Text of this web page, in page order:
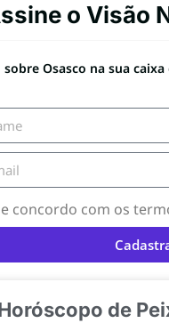
o Visão
sobre Osasco na sua
e concordo com os
de